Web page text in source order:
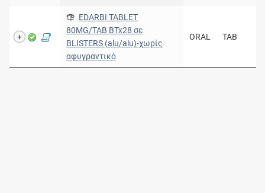
EDARBI TABLET
80MG/TAB BTx28 σε
BLISTERS (alu/alu)-χωρίς
αφυγραντικό
ORAL TAB